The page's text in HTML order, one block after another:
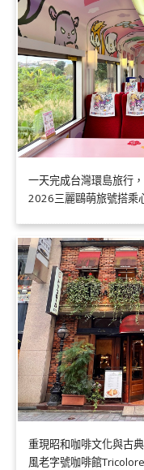
一天完成台灣環島旅行
2026三麗鷗萌旅號搭乘
重現昭和咖啡文化與古
風老字號咖啡館